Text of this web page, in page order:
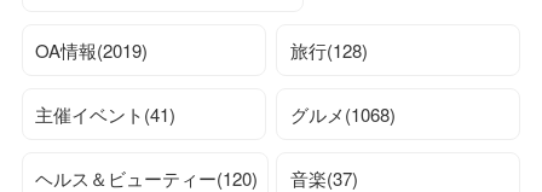
OA情報(2019) 旅行(128)
主催イベント(41) グルメ(1068)
ヘルス＆ビューティー(120) 音楽(37)